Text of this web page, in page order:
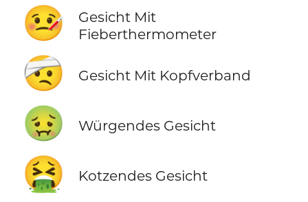
🤒
Gesicht Mit
Fieberthermometer
🤕 Gesicht Mit Kopfverband
🤢 Würgendes Gesicht
🤮 Kotzendes Gesicht